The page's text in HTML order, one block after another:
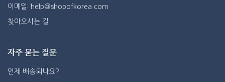
이메일: help@shopofkorea.com
찾아오시는 길
자주 묻는 질문
언제 배송되나요?